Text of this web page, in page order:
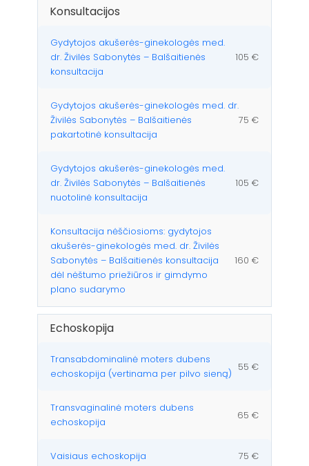
Konsultacijos
Gydytojos akušerės-ginekologės med.
dr. Živilės Sabonytės – Balšaitienės
konsultacija
105 €
Gydytojos akušerės-ginekologės med. dr.
Živilės Sabonytės – Balšaitienės
pakartotinė konsultacija
75 €
Gydytojos akušerės-ginekologės med.
dr. Živilės Sabonytės – Balšaitienės
nuotolinė konsultacija
105 €
Konsultacija nėščiosioms: gydytojos
akušerės-ginekologės med. dr. Živilės
Sabonytės – Balšaitienės konsultacija
dėl nėštumo priežiūros ir gimdymo
plano sudarymo
160 €
Echoskopija
Transabdominalinė moters dubens
echoskopija (vertinama per pilvo sieną)
55 €
Transvaginalinė moters dubens
echoskopija
65 €
Vaisiaus echoskopija 75 €